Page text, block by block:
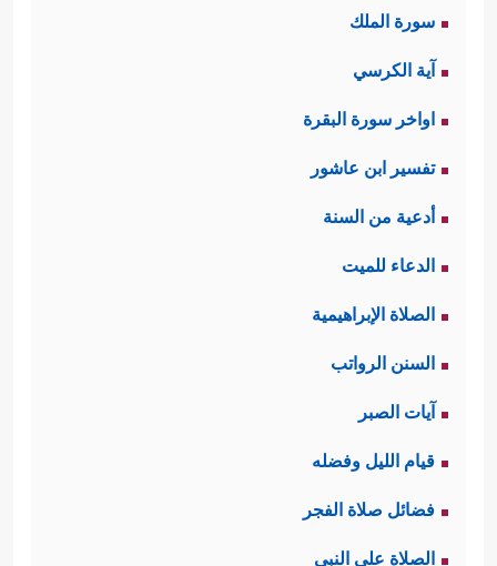
سورة الملك
آية الكرسي
اواخر سورة البقرة
تفسير ابن عاشور
أدعية من السنة
الدعاء للميت
الصلاة الإبراهيمية
السنن الرواتب
آيات الصبر
قيام الليل وفضله
فضائل صلاة الفجر
الصلاة على النبي